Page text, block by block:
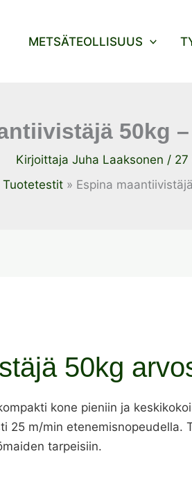
METSÄTEOLLISUUS
50kg
Kirjoittaja Juha Laaksonen / 27
Tuotetestit Espina
50kg
kone pieniin ja
25 m/min
tarpeisiin.